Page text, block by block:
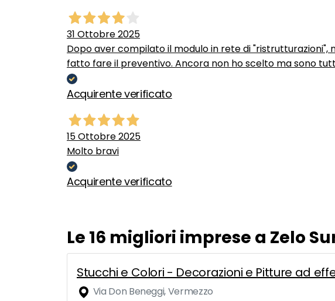
31 Ottobre 2025
Dopo aver compilato il modulo in rete di
fatto fare il preventivo. Ancora non ho scelto ma sono
Acquirente verificato
15 Ottobre 2025
Molto bravi
Acquirente verificato
Le 16 migliori imprese a Zelo
Stucchi e Colori - Decorazioni e Pitture ad
Via Don Beneggi, Vermezzo